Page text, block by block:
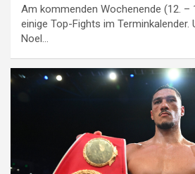
Am kommenden Wochenende (12. –
einige Top-Fights im Terminkalender.
Noel…